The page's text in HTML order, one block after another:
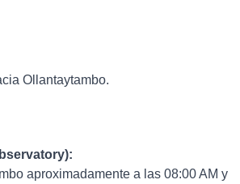
Ollantaytambo.
aproximadamente a las 08:00 AM y